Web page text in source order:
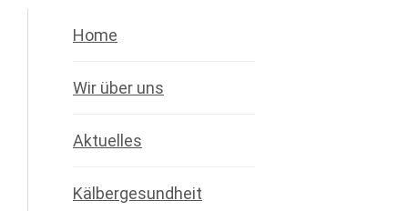
Home
Wir über uns
Aktuelles
Kälbergesundheit